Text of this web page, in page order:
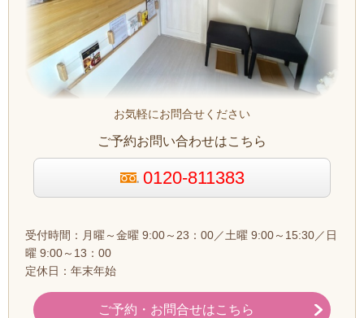
お気軽にお問合せください
ご予約お問い合わせはこちら
0120-811383
受付時間：月曜～金曜 9:00～23：00／土曜 9:00～15:30／日
曜 9:00～13：00
定休日：年末年始
ご予約・お問合せはこちら